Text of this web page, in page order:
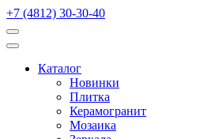
+7 (4812) 30-30-40
Каталог
Новинки
Плитка
Керамогранит
Мозаика